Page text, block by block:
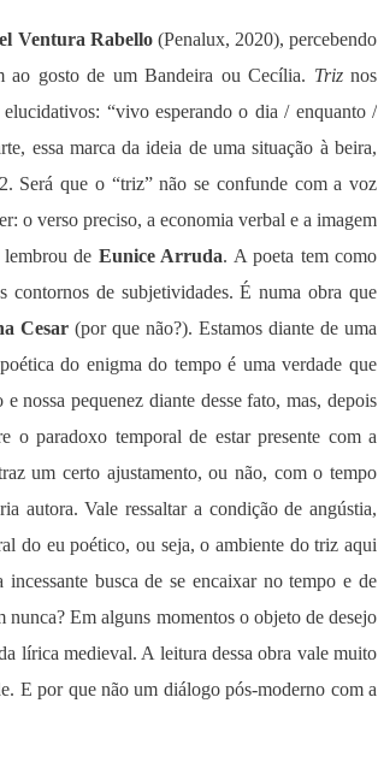
Ventura Rabello(Penalux, 2020), percebendo
ao gosto de um Bandeira ou Cecília. Triznos
“vivo esperando o dia / enquanto /
essa marca da ideia de uma situação à beira,
Será que o “triz” não se confunde com a voz
o verso preciso, a economia verbal e a imagem
lembrou de Eunice Arruda. A poeta tem como
de subjetividades. É numa obra que
Cesar(por que não?). Estamos diante de uma
do enigma do tempo é uma verdade que
nossa pequenez diante desse fato, mas, depois
o paradoxo temporal de estar presente com a
um certo ajustamento, ou não, com o tempo
autora. Vale ressaltar a condição de angústia,
do eu poético, ou seja, o ambiente do triz aqui
busca de se encaixar no tempo e de
nunca? Em alguns momentos o objeto de desejo
lírica medieval. A leitura dessa obra vale muito
E por que não um diálogo pós-moderno com a